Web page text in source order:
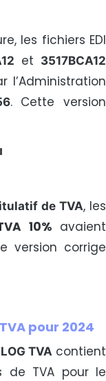
les fichiers EDI
et 3517BCA12
l’Administration
. Cette version
de TVA, les
10% avaient
version corrige
pour 2024
TVA contient
de TVA pour le